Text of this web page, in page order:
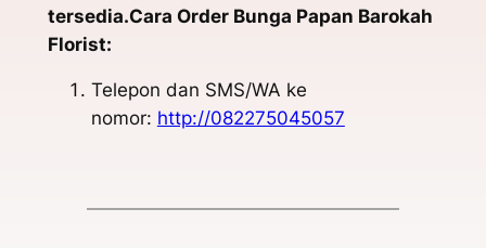
tersedia.Cara Order Bunga Papan Barokah
Florist:
Telepon dan SMS/WA ke
nomor: http://082275045057